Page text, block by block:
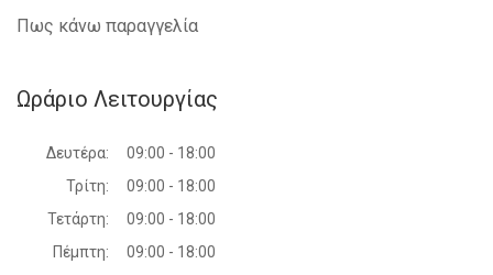
Πως κάνω παραγγελία
Ωράριο Λειτουργίας
Δευτέρα:
09:00 - 18:00
Τρίτη:
09:00 - 18:00
Τετάρτη:
09:00 - 18:00
Πέμπτη:
09:00 - 18:00